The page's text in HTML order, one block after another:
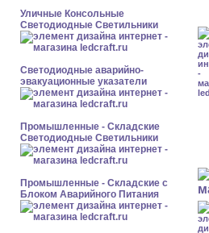
Уличные Консольные
Светодиодные Светильники
Светодиодные аварийно-
эвакуационные указатели
Промышленные - Складские
Светодиодные Светильники
Промышленные - Складские с
Блоком Аварийного Питания